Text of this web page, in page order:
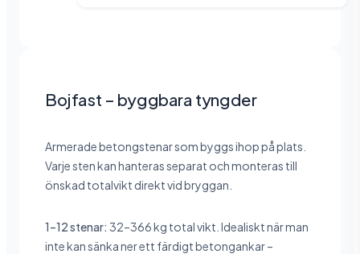
Bojfast – byggbara tyngder
Armerade betongstenar som byggs ihop på plats.
Varje sten kan hanteras separat och monteras till
önskad totalvikt direkt vid bryggan.
1–12 stenar: 32–366 kg total vikt. Idealiskt när man
inte kan sänka ner ett färdigt betongankar –